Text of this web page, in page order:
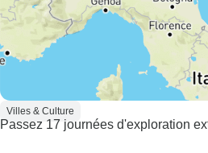
Villes & Culture
Passez 17 journées d'exploration